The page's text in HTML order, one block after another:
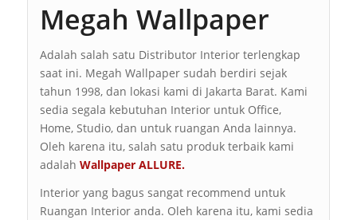
Megah Wallpaper
Adalah salah satu Distributor Interior terlengkap
saat ini. Megah Wallpaper sudah berdiri sejak
tahun 1998, dan lokasi kami di Jakarta Barat. Kami
sedia segala kebutuhan Interior untuk Office,
Home, Studio, dan untuk ruangan Anda lainnya.
Oleh karena itu, salah satu produk terbaik kami
adalah Wallpaper ALLURE.
Interior yang bagus sangat recommend untuk
Ruangan Interior anda. Oleh karena itu, kami sedia